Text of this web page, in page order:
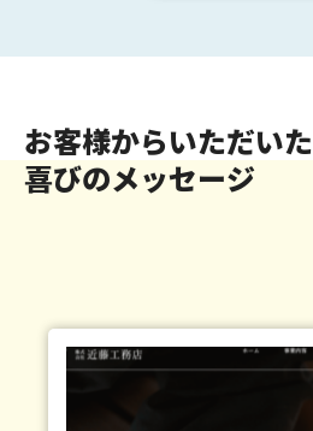
お客様からいただいた
喜びのメッセージ